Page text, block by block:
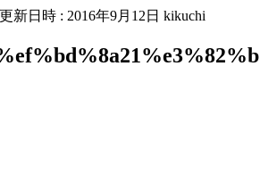
新日時 : 2016年9月12日 kikuchi